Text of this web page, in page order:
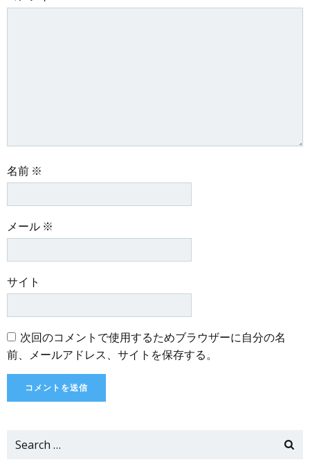
名前 ※
メール ※
サイト
次回のコメントで使用するためブラウザーに自分の名
前、メールアドレス、サイトを保存する。
Search